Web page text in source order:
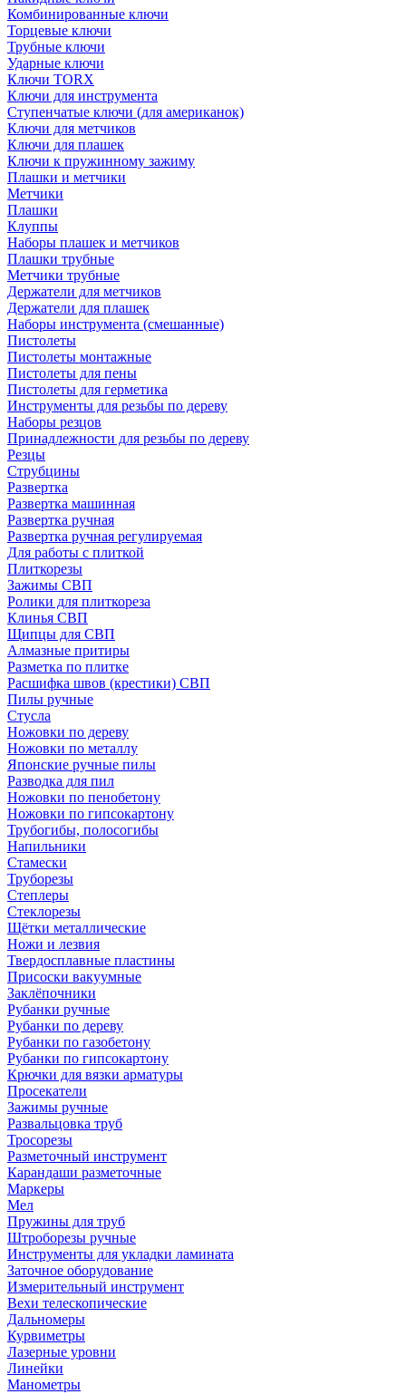
Комбинированные ключи
Торцевые ключи
Трубные ключи
Ударные ключи
Ключи TORX
Ключи для инструмента
Ступенчатые ключи (для американок)
Ключи для метчиков
Ключи для плашек
Ключи к пружинному зажиму
Плашки и метчики
Метчики
Плашки
Клуппы
Наборы плашек и метчиков
Плашки трубные
Метчики трубные
Держатели для метчиков
Держатели для плашек
Наборы инструмента (смешанные)
Пистолеты
Пистолеты монтажные
Пистолеты для пены
Пистолеты для герметика
Инструменты для резьбы по дереву
Наборы резцов
Принадлежности для резьбы по дереву
Резцы
Струбцины
Развертка
Развертка машинная
Развертка ручная
Развертка ручная регулируемая
Для работы с плиткой
Плиткорезы
Зажимы СВП
Ролики для плиткореза
Клинья СВП
Щипцы для СВП
Алмазные притиры
Разметка по плитке
Расшифка швов (крестики) СВП
Пилы ручные
Стусла
Ножовки по дереву
Ножовки по металлу
Японские ручные пилы
Разводка для пил
Ножовки по пенобетону
Ножовки по гипсокартону
Трубогибы, полосогибы
Напильники
Стамески
Труборезы
Степлеры
Стеклорезы
Щётки металлические
Ножи и лезвия
Твердосплавные пластины
Присоски вакуумные
Заклёпочники
Рубанки ручные
Рубанки по дереву
Рубанки по газобетону
Рубанки по гипсокартону
Крючки для вязки арматуры
Просекатели
Зажимы ручные
Развальцовка труб
Тросорезы
Разметочный инструмент
Карандаши разметочные
Маркеры
Мел
Пружины для труб
Штроборезы ручные
Инструменты для укладки ламината
Заточное оборудование
Измерительный инструмент
Вехи телескопические
Дальномеры
Курвиметры
Лазерные уровни
Линейки
Манометры